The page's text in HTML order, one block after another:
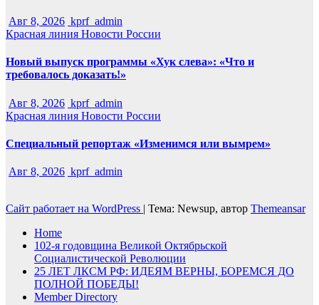
Авг 8, 2026 kprf_admin
Красная линия Новости России
Новый выпуск программы «Хук слева»: «Что и
требовалось доказать!»
Авг 8, 2026 kprf_admin
Красная линия Новости России
Специальный репортаж «Изменимся или вымрем»
Авг 8, 2026 kprf_admin
Сайт работает на WordPress | Тема: Newsup, автор Themeansar
Home
102-я годовщина Великой Октябрьской
Социалистической Революции
25 ЛЕТ ЛКСМ РФ: ИДЕЯМ ВЕРНЫ, БОРЕМСЯ ДО
ПОЛНОЙ ПОБЕДЫ!
Member Directory